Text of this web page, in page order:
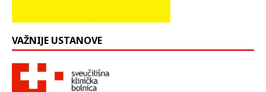
VAŽNIJE USTANOVE